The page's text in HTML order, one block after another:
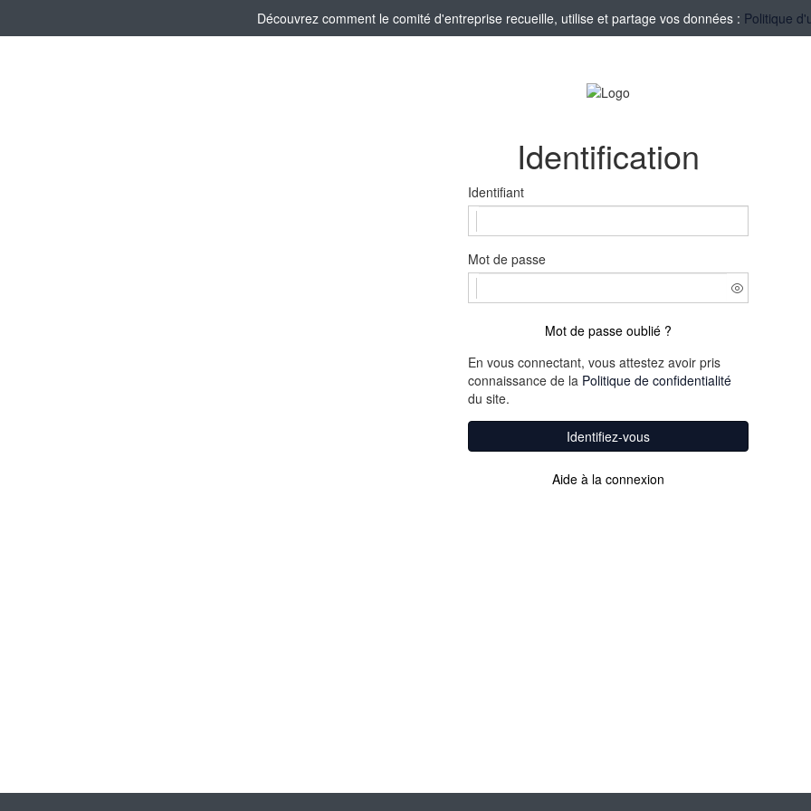
Découvrez comment le comité d'entreprise recueille, utilise et partage vos données : Politique
Identification
Identifiant
Mot de passe
Mot de passe oublié ?
En vous connectant, vous attestez avoir pris
connaissance de la Politique de confidentialité
du site.
Identifiez-vous
Aide à la connexion